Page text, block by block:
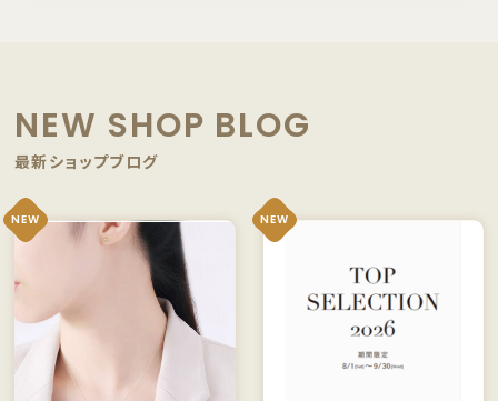
NEW SHOP BLOG
最新ショップブログ
NEW NEW